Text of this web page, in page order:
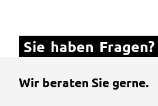
Sie haben Fragen?
Wir beraten Sie gerne.